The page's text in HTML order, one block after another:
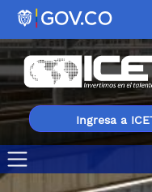
Ingresa a
Diploma en Ingeniería